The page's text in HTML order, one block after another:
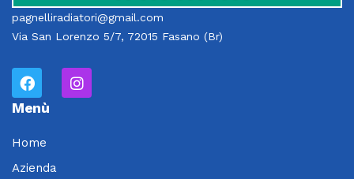
pagnelliradiatori@gmail.com
Via San Lorenzo 5/7, 72015 Fasano (Br)
Menù
Home
Azienda